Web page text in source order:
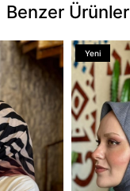
Benzer Ürünler
Yeni
Ürün